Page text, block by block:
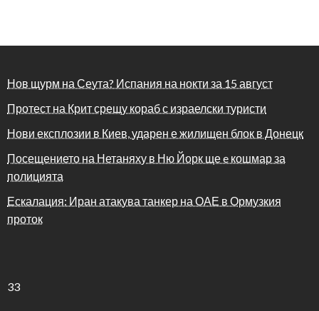
Нов щурм на Сеута? Испания на нокти за 15 август
Протест на Крит срещу кораб с израелски туристи
Нови експлозии в Киев, ударен е жилищен блок в Донецк
Посещението на Нетаняху в Ню Йорк ще e кошмар за
полицията
Ескалация: Иран атакува танкер на ОАЕ в Ормузкия
проток
33